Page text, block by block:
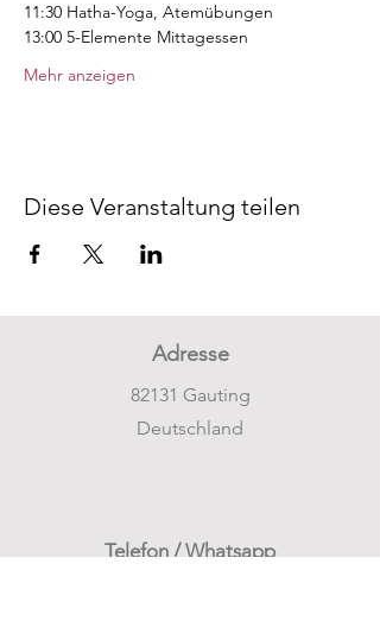
11:30 Hatha-Yoga, Atemübungen
13:00 5-Elemente Mittagessen
Mehr anzeigen
Diese Veranstaltung teilen
Adresse
82131 Gauting
Deutschland
Telefon / Whatsapp